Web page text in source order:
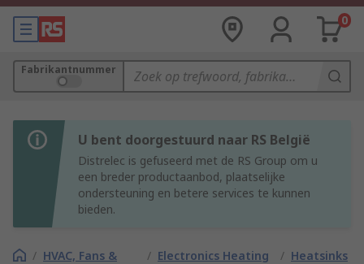
0
Fabrikantnummer
U bent doorgestuurd naar RS België
Distrelec is gefuseerd met de RS Group om u
een breder productaanbod, plaatselijke
ondersteuning en betere services te kunnen
bieden.
/ HVAC, Fans &
/ Electronics Heating
/ Heatsinks